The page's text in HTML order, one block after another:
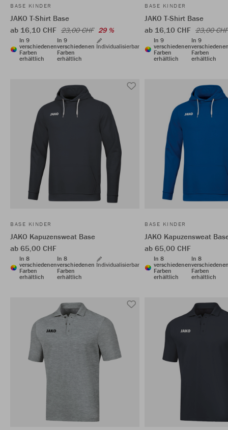
BASE KINDER
JAKO T-Shirt Base
ab 16,10 CHF 23,00 CHF 29 %
In 9
verschiedenen
Farben
erhältlich
In 9
verschiedenen
Farben
erhältlich
Individualisierbar
BASE KINDER
JAKO T-Shirt Base
ab 16,10 CHF 23,00 CHF
In 9
verschiedenen
Farben
erhältlich
In 9
Farben
erhältlich
BASE KINDER
JAKO Kapuzensweat Base
ab 65,00 CHF
In 8
verschiedenen
Farben
erhältlich
In 8
verschiedenen
Farben
erhältlich
Individualisierbar
BASE KINDER
JAKO Kapuzensweat
ab 65,00 CHF
In 8
verschiedenen
Farben
erhältlich
In 8
Farben
erhältlich